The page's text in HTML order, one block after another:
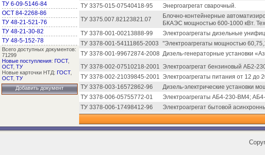
ТУ 6-09-5146-84
ОСТ 84-2268-86
ТУ 48-21-521-76
ТУ 48-21-30-82
ТУ 48-5-152-78
Всего доступных документов:
71299
Новые поступления: ГОСТ,
ОСТ, ТУ
Новые карточки НТД: ГОСТ,
ОСТ, ТУ
Добавить документ
ТУ 3375-015-07540418-95
Энергоагрегат сварочный.
ТУ 3375.007.82123821.07
Блочно-контейнерные
БКАЭС мощностью 600-1000 кВт.
ТУ 3378-001-00213888-99
Электроагрегаты дизельные
ТУ 3378-001-54111865-2003
"Электроагрегаты мощностью
ТУ 3378-001-99672874-2008 Дизель-генераторные установки
ТУ 3378-002-07510218-2001 Электроагрегат бензиновый АБ2-
ТУ 3378-002-21039845-2001 Электроагрегаты питания от 12 до
ТУ 3378-003-16572862-96
Дизель-электрические установки
ТУ 3378-006-05755772-01
Электроагрегаты АБ4-230-ВМ4;
ТУ 3378-006-17498412-96
Электроагрегат бытовой